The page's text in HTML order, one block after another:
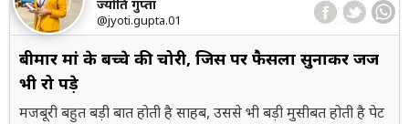
ज्योति गुप्ता
@jyoti.gupta.01
बीमार मां के बच्चे की चोरी, जिस पर फैसला सुनाकर जज
भी रो पड़े
मजबूरी बहुत बड़ी बात होती है साहब, उससे भी बड़ी मुसीबत होती है पेट